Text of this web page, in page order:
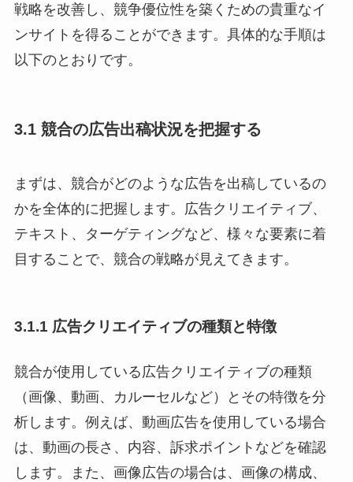
戦略を改善し、競争優位性を築くための貴重なイ
ンサイトを得ることができます。具体的な手順は
以下のとおりです。
3.1 競合の広告出稿状況を把握する
まずは、競合がどのような広告を出稿しているの
かを全体的に把握します。広告クリエイティブ、
テキスト、ターゲティングなど、様々な要素に着
目することで、競合の戦略が見えてきます。
3.1.1 広告クリエイティブの種類と特徴
競合が使用している広告クリエイティブの種類
（画像、動画、カルーセルなど）とその特徴を分
析します。例えば、動画広告を使用している場合
は、動画の長さ、内容、訴求ポイントなどを確認
します。また、画像広告の場合は、画像の構成、